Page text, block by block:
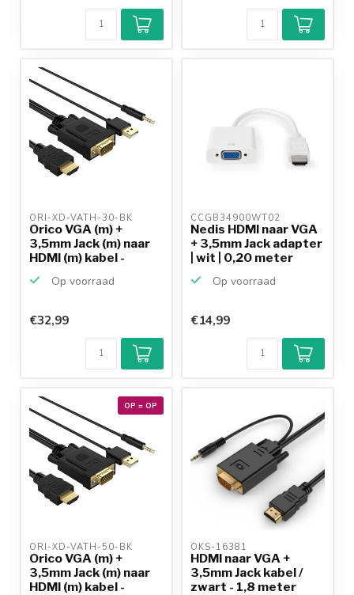
ORI-XD-VATH-30-BK
Orico VGA (m) +
3,5mm Jack (m) naar
HDMI (m) kabel -
Op voorraad
€32,99
CCGB34900WT02
Nedis HDMI naar VGA
+ 3,5mm Jack adapter
| wit | 0,20 meter
Op voorraad
€14,99
OP = OP
ORI-XD-VATH-50-BK
Orico VGA (m) +
3,5mm Jack (m) naar
HDMI (m) kabel -
OKS-16381
HDMI naar VGA +
3,5mm Jack kabel /
zwart - 1,8 meter